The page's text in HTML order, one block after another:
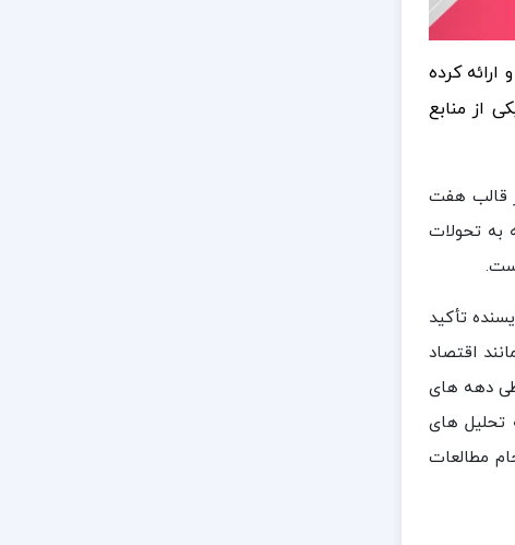
کرده
از منابع
قالب هفت
به تحولات
تأکید
اقتصاد
دهه های
تحلیل های
مطالعات